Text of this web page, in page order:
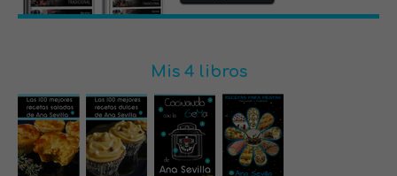
Mis 4 libros